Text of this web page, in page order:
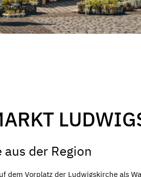
der Region
dem Vorplatz der Ludwigskirche als